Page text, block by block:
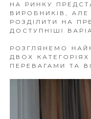
НА РИНКУ
ВИРОБНИКІВ,
РОЗДІЛИТИ НА
ДОСТУПНІШІ
РОЗГЛЯНЕМО
ДВОХ
ПЕРЕВАГАМИ ТА